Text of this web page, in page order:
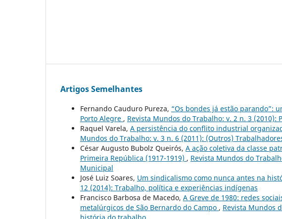
Artigos Semelhantes
Fernando Cauduro Pureza, “Os bondes já estão parando”:
Porto Alegre , Revista Mundos do Trabalho: v. 2 n. 3 (2010):
Raquel Varela, A persistência do conflito industrial
Mundos do Trabalho: v. 3 n. 6 (2011): (Outros)
César Augusto Bubolz Queirós, A ação coletiva da classe
Primeira República (1917-1919) , Revista Mundos do
Municipal
José Luiz Soares, Um sindicalismo como nunca antes na
12 (2014): Trabalho, política e experiências indígenas
Francisco Barbosa de Macedo, A Greve de 1980: redes
metalúrgicos de São Bernardo do Campo , Revista Mundos